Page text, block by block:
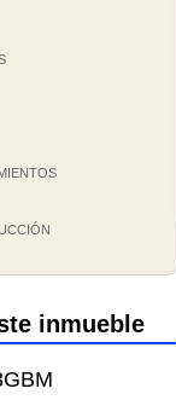
inmueble